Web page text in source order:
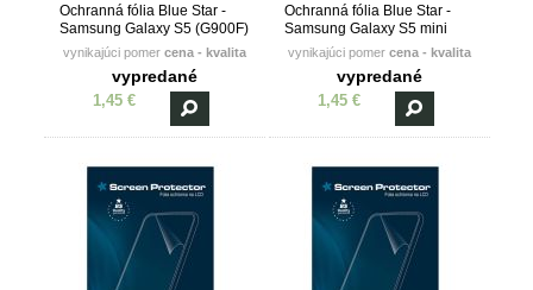
Ochranná fólia Blue Star -
Samsung Galaxy S5 (G900F)
vynikajúci pomer cena - kvalita
vypredané
1,45 €
Ochranná fólia Blue Star -
Samsung Galaxy S5 mini
(G800F)
vynikajúci pomer cena - kvalita
vypredané
1,45 €